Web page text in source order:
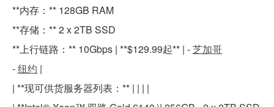
**内存：** 128GB RAM
**存储：** 2 x 2TB SSD
**上行链路：** 10Gbps | **$129.99起** | -芝加哥
-纽约 |
| **现可供货服务器列表： ** | | | |